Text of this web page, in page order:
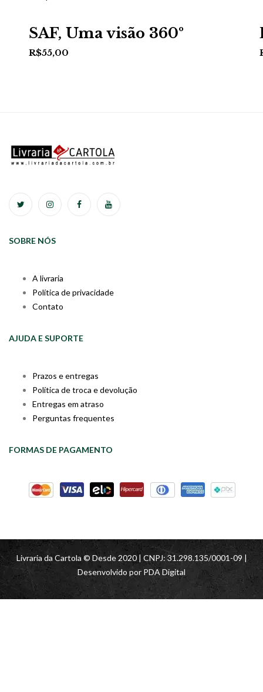
SAF, Uma visão 360º
R$55,00
SOBRE NÓS
A livraria
Política de privacidade
Contato
AJUDA E SUPORTE
Prazos e entregas
Política de troca e devolução
Entregas em atraso
Perguntas frequentes
FORMAS DE PAGAMENTO
Livraria da Cartola © Desde 2020 | CNPJ: 31.298.135/0001-09 |
Desenvolvido por PDA Digital